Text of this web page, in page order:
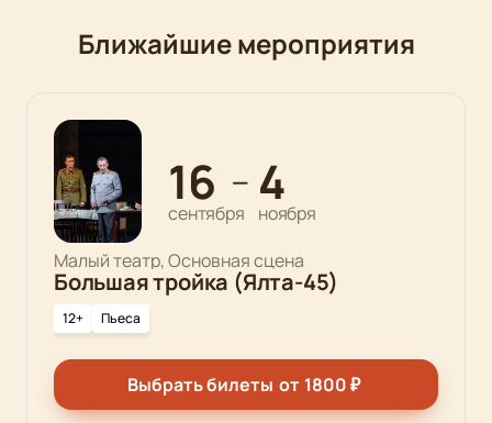
Ближайшие мероприятия
16
сентября
— 4
ноября
Малый театр, Основная сцена
Большая тройка (Ялта-45)
12+ Пьеса
Выбрать билеты от 1800₽